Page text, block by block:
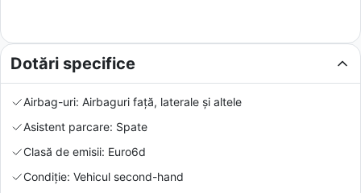
Dotări specifice
Airbag-uri: Airbaguri față, laterale și altele
Asistent parcare: Spate
Clasă de emisii: Euro6d
Condiție: Vehicul second-hand